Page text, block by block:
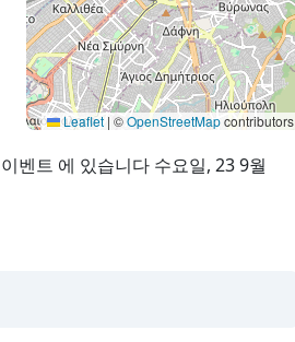
Leaflet | ©OpenStreetMapcontributors
벤트 에 있습니다 수요일, 23 9월